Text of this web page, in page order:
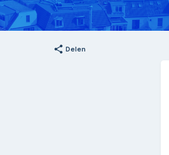
share Delen